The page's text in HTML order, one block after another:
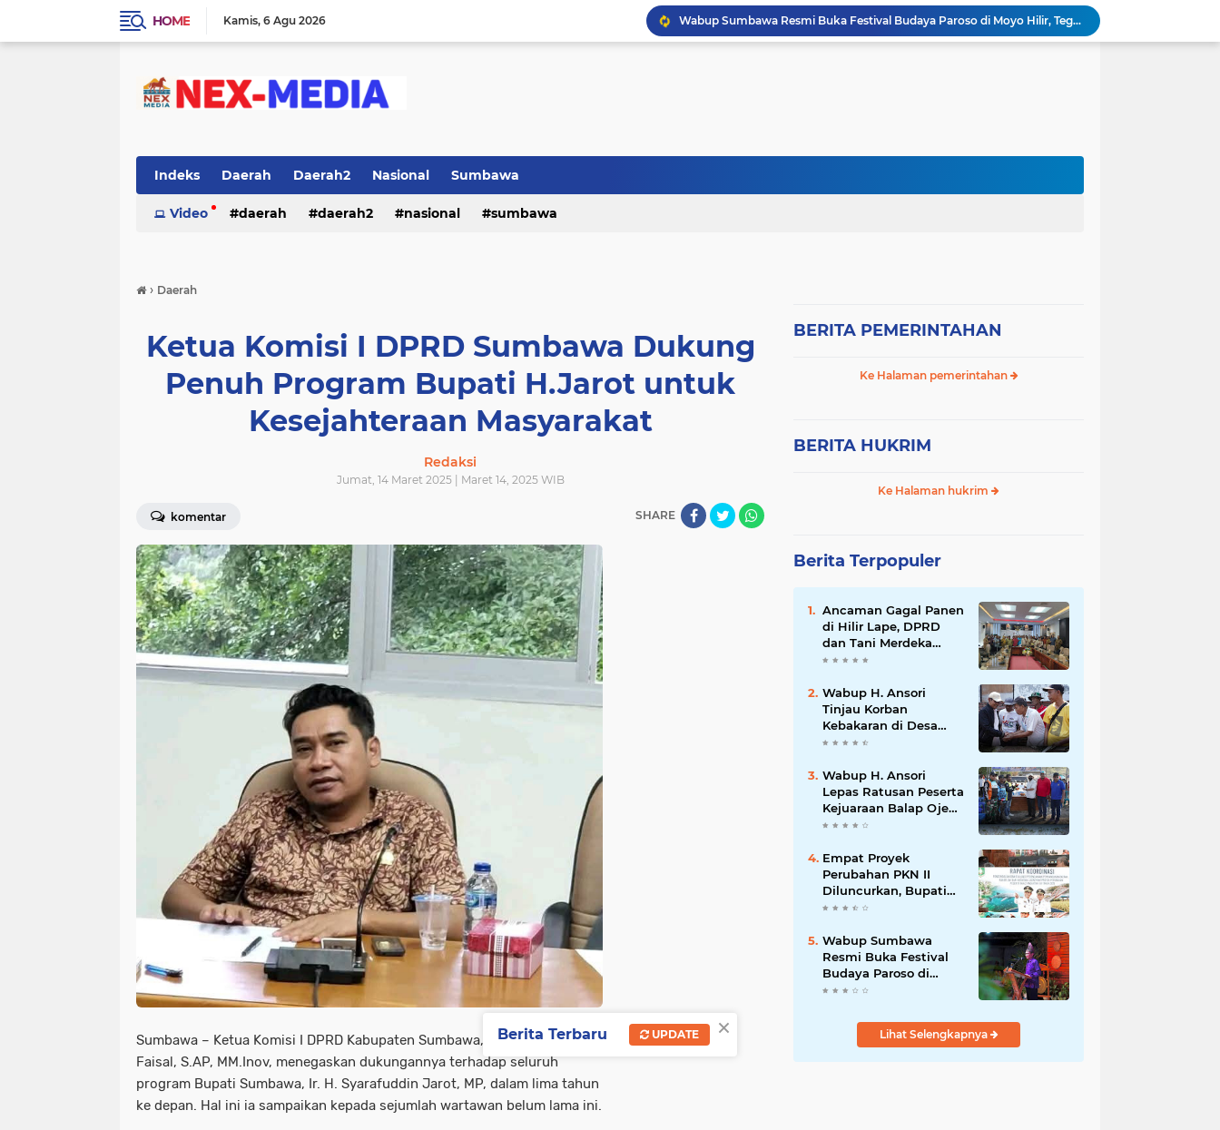
HOME Kamis 6 Agu 2026
Wabup Sumbawa Resmi Buka Festival Budaya Paroso di Moyo Hilir, Tegaskan Komitmen Pelestarian Budaya hingga
Ancaman Gagal Panen di Hilir Lape, DPRD dan Tani Merdeka Dorong Perbaikan Irigasi Waduk Mamak
WAKIL BUPATI SUMBAWA AJAK SELURUH ELEMEN MASYARAKAT PERKUAT KASIH SAYANG DAN PERLINDUNGAN ANAK DEMI GENERASI EMAS 2045
Indeks Daerah Daerah2 Nasional Sumbawa
Video daerah daerah2 nasional sumbawa
› Daerah
Ketua Komisi I DPRD Sumbawa Dukung
Penuh Program Bupati H.Jarot untuk
Kesejahteraan Masyarakat
Redaksi
Jumat, 14 Maret 2025 | Maret 14, 2025 WIB
komentar SHARE
Sumbawa – Ketua Komisi I DPRD Kabupaten Sumbawa, Muhammad
Faisal, S.AP, MM.Inov, menegaskan dukungannya terhadap seluruh
program Bupati Sumbawa, Ir. H. Syarafuddin Jarot, MP, dalam lima tahun
ke depan. Hal ini ia sampaikan kepada sejumlah wartawan belum lama ini.
BERITA PEMERINTAHAN
Ke Halaman pemerintahan
BERITA HUKRIM
Ke Halaman hukrim
Berita Terpopuler
Ancaman Gagal Panen
di Hilir Lape, DPRD
dan Tani Merdeka
Dorong Perbaikan
Wabup H. Ansori
Tinjau Korban
Kebakaran di Desa
Kerekeh, Ajak
Tingkatkan
Kewaspadaan
terhadap Instalasi
Listrik
Wabup H. Ansori
Lepas Ratusan Peserta
Kejuaraan Balap Ojek
Gabah di Maronge,
dan Perputaran
Ekonomi Lokal
Empat Proyek
Perubahan PKN II
Diluncurkan, Bupati
Jarot Perkuat Budaya
Kelola Pemerintahan
Wabup Sumbawa
Resmi Buka Festival
Budaya Paroso di
Moyo Hilir, Tegaskan
Budaya hingga
Lihat Selengkapnya
×
Berita Terbaru UPDATE